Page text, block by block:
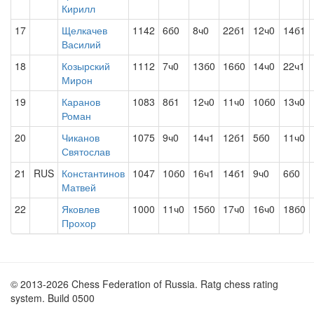
Кирилл
17
Щелкачев
Василий
1142 6б0 8ч0 22б1 12ч0 14б1
18
Козырский
Мирон
1112 7ч0 13б0 16б0 14ч0 22ч1
19
Каранов
Роман
1083 8б1 12ч0 11ч0 10б0 13ч0
20
Чиканов
Святослав
1075 9ч0 14ч1 12б1 5б0 11ч0
21 RUS Константинов
Матвей
1047 10б0 16ч1 14б1 9ч0 6б0
22
Яковлев
Прохор
1000 11ч0 15б0 17ч0 16ч0 18б0
© 2013-2026 Chess Federation of Russia. Ratg chess rating
system. Build 0500